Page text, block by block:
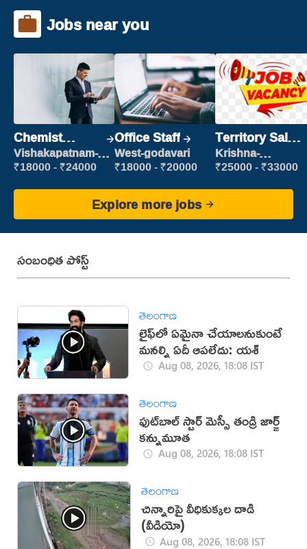
Jobs near you
Chemist
Production
Executive
Vishakapatnam-
new
₹18000 - ₹24000
Office Staff
West-godavari
₹18000 - ₹20000
Territory Sales
Manager
Krishna-
vijayawada
₹25000 - ₹33000
Explore more jobs
సంబంధిత పోస్ట్
తెలంగాణ
లైఫ్‌లో ఏమైనా చేయాలనుకుంటే
మనల్ని ఏదీ ఆపలేదు: యశ్
Aug 08, 2026, 18:08 IST
తెలంగాణ
ఫుట్‌బాల్ స్టార్ మెస్సీ తండ్రి జార్జ్
కన్నుమూత
Aug 08, 2026, 18:08 IST
తెలంగాణ
చిన్నారిపై వీధికుక్కల దాడి
(వీడియో)
Aug 08, 2026, 18:08 IST